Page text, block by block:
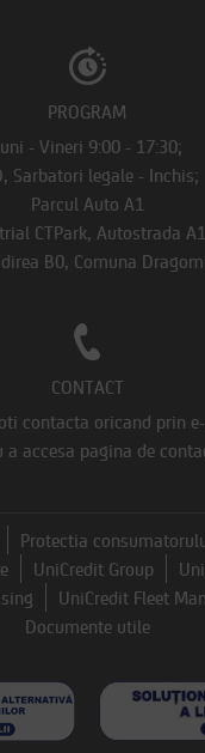
PROGRAM
- Vineri 9:00 - 17:30;
Sarbatori legale - Inchis;
Parcul Auto A1
CTPark, Autostrada
B0, Comuna
CONTACT
contacta oricand prin
a accesa pagina de
Protectia
UniCredit Group
UniCredit Fleet
Documente utile